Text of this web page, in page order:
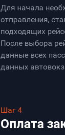
Для начала
отправления,
подходящих
После выбора
данные всех
данных
Шаг 4
Оплата